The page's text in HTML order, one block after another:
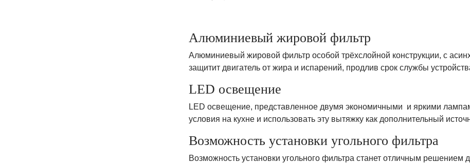
Алюминиевый жировой фильтр
Алюминиевый жировой фильтр особой трёхслойной конструкции, с
защитит двигатель от жира и испарений, продлив срок службы
LED освещение
LED освещение, представленное двумя экономичными и яркими
условия на кухне и использовать эту вытяжку как дополнительный
Возможность установки угольного фильтра
Возможность установки угольного фильтра станет отличным